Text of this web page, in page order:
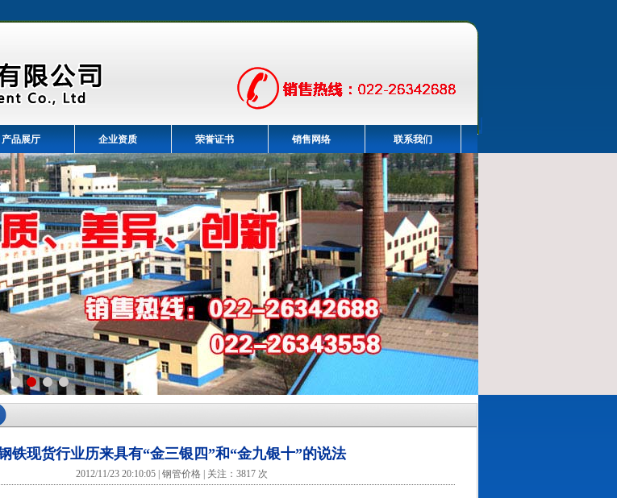
产品展厅 企业资质 荣誉证书 销售网络 联系我们
铁现货行业历来具有“金三银四”和“金九银十”的说法
2012/11/23 20:10:05 | 钢管价格 | 关注：3817 次